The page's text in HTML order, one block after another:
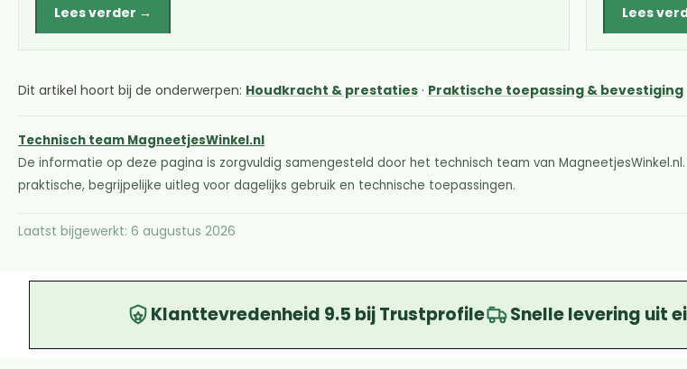
Lees verder → Lees
Dit artikel hoort bij de onderwerpen: Houdkracht & prestaties · Praktische toepassing & bevestiging
Technisch team MagneetjesWinkel.nl
De informatie op deze pagina is zorgvuldig samengesteld door het technisch team van
praktische, begrijpelijke uitleg voor dagelijks gebruik en technische toepassingen.
Laatst bijgewerkt: 6 augustus 2026
Klanttevredenheid 9.5 bij Trustprofile Snelle levering uit